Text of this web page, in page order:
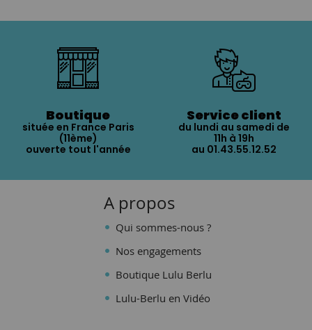
Boutique
située en France Paris
(11ème)
ouverte tout l'année
Service client
du lundi au samedi de
11h à 19h
au 01.43.55.12.52
A propos
Qui sommes-nous ?
Nos engagements
Boutique Lulu Berlu
Lulu-Berlu en Vidéo